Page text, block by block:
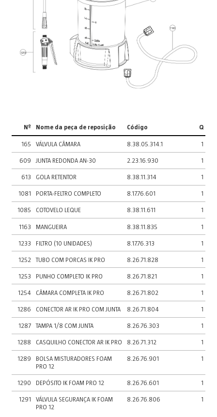
Nº Nome da peça de reposição Código Q
165 VÁLVULA CÂMARA 8.38.05.314.1 1
609 JUNTA REDONDA AN-30 2.23.16.930 1
613 GOLA RETENTOR 8.38.11.314 1
1081 PORTA-FELTRO COMPLETO 8.17.76.601 1
1085 COTOVELO LEQUE 8.38.11.611 1
1163 MANGUEIRA 8.38.11.835 1
1233 FILTRO (10 UNIDADES) 8.17.76.313 1
1252 TUBO COM PORCAS IK PRO 8.26.71.828 1
1253 PUNHO COMPLETO IK PRO 8.26.71.821 1
1254 CÂMARA COMPLETA IK PRO 8.26.71.802 1
1286 CONECTOR AR IK PRO COM JUNTA 8.26.71.804 1
1287 TAMPA 1/8 COM JUNTA 8.26.76.303 1
1288 CASQUILHO CONECTOR AR IK PRO 8.26.71.312 1
1289
BOLSA MISTURADORES FOAM
PRO 12
8.26.76.901 1
1290 DEPÓSITO IK FOAM PRO 12 8.26.76.601 1
1291
VÁLVULA SEGURANÇA IK FOAM
PRO 12
8.26.76.806 1